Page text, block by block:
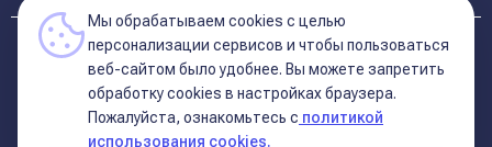
Реквизиты
Контакты
Политика конфиденциальности
Договор оферта (соглашение)
+7 495 681 02 96
Мы обрабатываем cookies с целью
персонализации сервисов и чтобы пользоваться
веб-сайтом было удобнее. Вы можете запретить
обработку сookies в настройках браузера.
Пожалуйста, ознакомьтесь с политикой
использования cookies.